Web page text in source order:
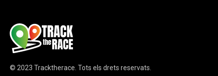
© 2023 Tracktherace Tots els drets reservats.